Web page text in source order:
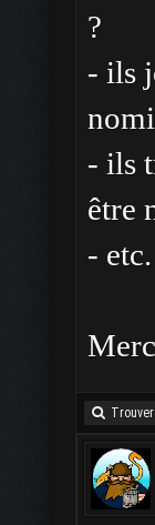
?
- ils
- ils
être
-
Trouver